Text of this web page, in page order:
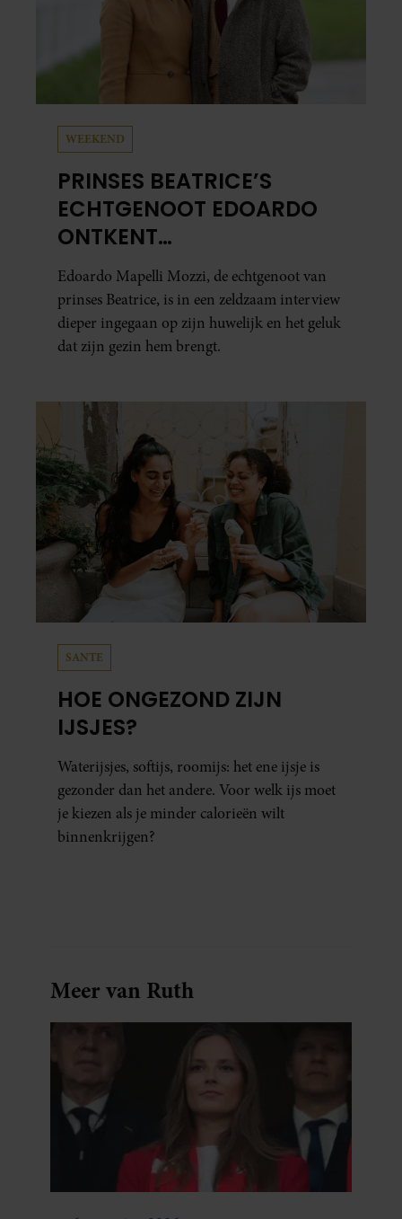
WEEKEND
PRINSES BEATRICE’S
ECHTGENOOT EDOARDO
ONTKENT
HUWELIJKSPROBLEMEN
Edoardo Mapelli Mozzi, de echtgenoot van
prinses Beatrice, is in een zeldzaam interview
dieper ingegaan op zijn huwelijk en het geluk
dat zijn gezin hem brengt.
SANTE
HOE ONGEZOND ZIJN
IJSJES?
Waterijsjes, softijs, roomijs: het ene ijsje is
gezonder dan het andere. Voor welk ijs moet
je kiezen als je minder calorieën wilt
binnenkrijgen?
Meer van Ruth